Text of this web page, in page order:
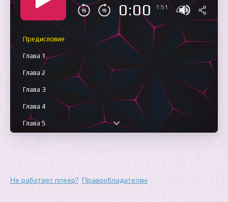
0:00 1:51
Предисловие
Глава 1
Глава 2
Глава 3
Глава 4
Глава 5
Не работает плеер? Правообладателям